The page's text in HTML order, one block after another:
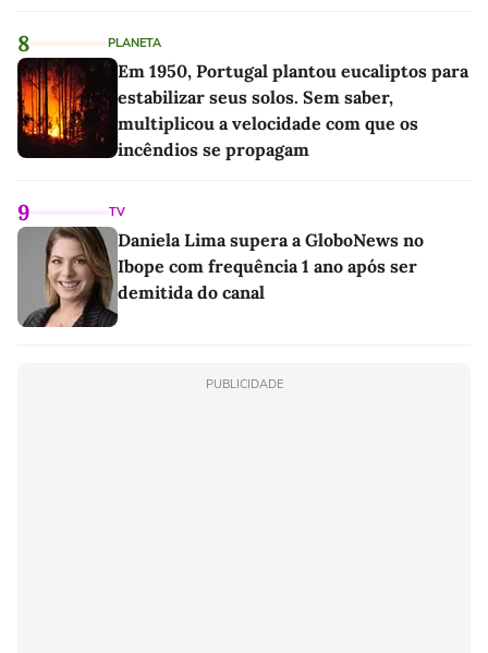
8 PLANETA
Em 1950, Portugal plantou eucaliptos para
estabilizar seus solos. Sem saber,
multiplicou a velocidade com que os
incêndios se propagam
9 TV
Daniela Lima supera a GloboNews no
Ibope com frequência 1 ano após ser
demitida do canal
PUBLICIDADE